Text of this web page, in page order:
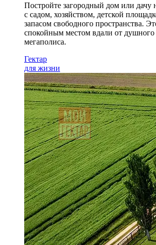
Постройте загородный дом или дачу
с садом, хозяйством, детской
запасом свободного пространства.
спокойным местом вдали от душного
мегаполиса.
Гектар
для жизни